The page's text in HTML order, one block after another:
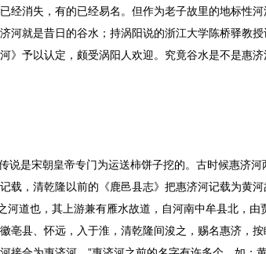
经消失，有的已经易名。但作为老子故里的地标
河就是昔日的谷水；持涡阳说的浙江大学陈桥驿教
予以认定，颇受涡阳人欢迎。究竟谷水是不是惠济
是宋朝皇帝专门为运送柿饼子挖的。古时候惠济
载，清乾隆以前的《鹿邑县志》把惠济河记载为黄
河道也，其上游兼有雁水故道，自河南中牟县北，
亳县、怀远，入于淮，清乾隆间浚之，赐名惠济，